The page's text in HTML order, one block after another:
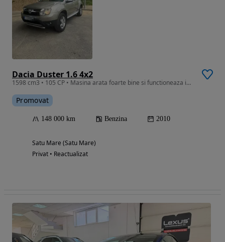
Dacia Duster 1.6 4x2
1598 cm3 • 105 CP • Masina arata foarte bine si functioneaza impecabil
Promovat
148 000 km Benzina 2010
Satu Mare (Satu Mare)
Privat • Reactualizat